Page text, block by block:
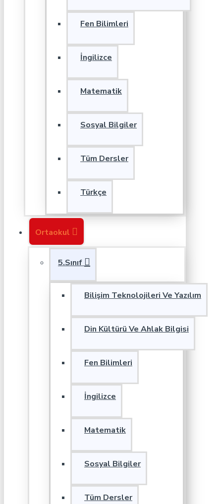
Fen Bilimleri
İngilizce
Matematik
Sosyal Bilgiler
Tüm Dersler
Türkçe
Ortaokul
5.Sınıf
Bilişim Teknolojileri Ve Yazılım
Din Kültürü Ve Ahlak Bilgisi
Fen Bilimleri
İngilizce
Matematik
Sosyal Bilgiler
Tüm Dersler